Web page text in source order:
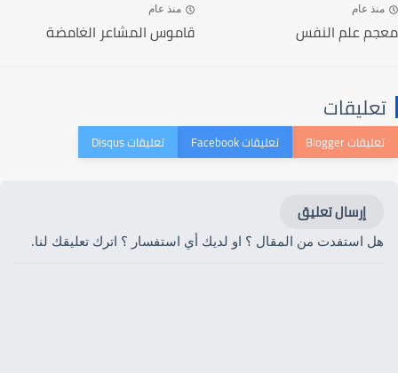
منذ عام
معجم علم النفس
منذ عام
قاموس المشاعر الغامضة
تعليقات
إرسال تعليق
هل استفدت من المقال ؟ او لديك أي استفسار ؟ اترك تعليقك لنا.